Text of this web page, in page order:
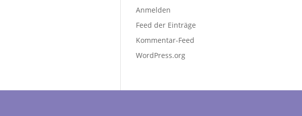
Anmelden
Feed der Einträge
Kommentar-Feed
WordPress.org